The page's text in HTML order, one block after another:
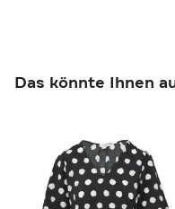
Das könnte Ihnen